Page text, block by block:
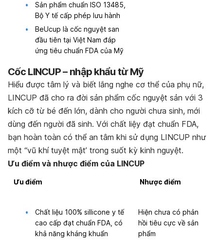
Sản phẩm chuẩn ISO 13485,
Bộ Y tế cấp phép lưu hành
BeUcup là cốc nguyệt san
đầu tiên tại Việt Nam đáp
ứng tiêu chuẩn FDA của Mỹ
Cốc LINCUP – nhập khẩu từ Mỹ
Hiểu được tâm lý và biết lắng nghe cơ thể của phụ nữ,
LINCUP đã cho ra đời sản phẩm cốc nguyệt sản với 3
kích cỡ từ bé đến lớn, dành cho người chưa sinh, mới
dùng đến người đã sinh. Với chất liệy đạt chuẩn FDA,
bạn hoàn toàn có thể an tâm khi sử dụng LINCUP như
một “vũ khí tuyệt mật’ trong suốt kỳ kinh nguyệt.
Ưu điểm và nhược điểm của LINCUP
Ưu điểm Nhược điểm
Chất liệu 100% sillicone y tế
cao cấp đạt chuẩn FDA, có
khả năng kháng khuẩn
Hiện chưa có phản
hồi tiêu cực về sản
phẩm